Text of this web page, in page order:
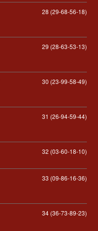
28 (29-68-56-18)
29 (28-63-53-13)
30 (23-99-58-49)
31 (26-94-59-44)
32 (03-60-18-10)
33 (09-86-16-36)
34 (36-73-89-23)